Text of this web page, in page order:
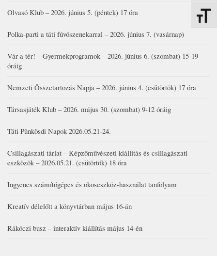
Olvasó Klub – 2026. június 5. (péntek) 17 óra
Polka-parti a táti fúvószenekarral – 2026. június 7. (vasárnap)
Vár a tér! – Gyermekprogramok – 2026. június 6. (szombat) 15-19
óráig
Nemzeti Összetartozás Napja – 2026. június 4. (csütörtök) 17 óra
Társasjáték Klub – 2026. május 30. (szombat) 9-12 óráig
Táti Pünkösdi Napok 2026.05.21-24.
Csillagászati tárlat – Képzőművészeti kiállítás és csillagászati
eszközök – 2026.05.21. (csütörtök) 18 óra
Ingyenes számítógépes és okoseszköz-használat tanfolyam
Kreatív délelőtt a könyvtárban május 16-án
Rákóczi busz – interaktív kiállítás május 14-én